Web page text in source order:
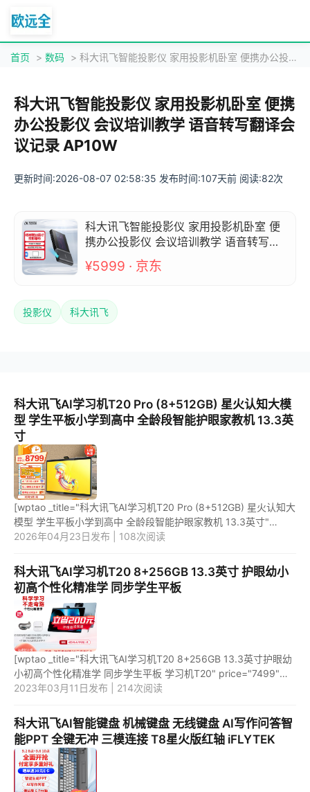
首页 > 数码 > 科大讯飞智能投影仪 家用投影机卧室 便携办公投影仪 会议培训教学 语音转写翻译会议记录 AP10W
科大讯飞智能投影仪 家用投影机卧室 便携
办公投影仪 会议培训教学 语音转写翻译会
议记录 AP10W
更新时间:2026-08-07 02:58:35 发布时间:107天前 阅读:82次
科大讯飞智能投影仪 家用投影机卧室 便
携办公投影仪 会议培训教学 语音转写翻
译会议记录 AP10W
¥5999 · 京东
投影仪 科大讯飞
科大讯飞AI学习机T20 Pro (8+512GB) 星火认知大模
型 学生平板小学到高中 全龄段智能护眼家教机 13.3英
寸
[wptao _title="科大讯飞AI学习机T20 Pro (8+512GB) 星火认知大
模型 学生平板小学到高中 全龄段智能护眼家教机 13.3英寸"
price="8999" url="https://item.jd.com/100052206009.html"
2026年04月23日发布 | 108次阅读
科大讯飞AI学习机T20 8+256GB 13.3英寸 护眼幼小
初高个性化精准学 同步学生平板
[wptao _title="科大讯飞AI学习机T20 8+256GB 13.3英寸护眼幼
小初高个性化精准学 同步学生平板 学习机T20" price="7499"
url="https://item.jd.com/10069789117331.html"
2023年03月11日发布 | 214次阅读
科大讯飞AI智能键盘 机械键盘 无线键盘 AI写作问答智
能PPT 全键无冲 三模连接 T8星火版红轴 iFLYTEK